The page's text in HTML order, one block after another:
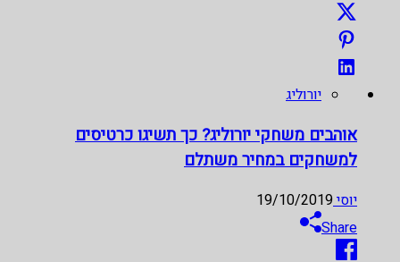
יורוליג
אוהבים משחקי יורוליג? כך תשיגו כרטיסים
למשחקים במחיר משתלם
יוסי19/10/2019
Share